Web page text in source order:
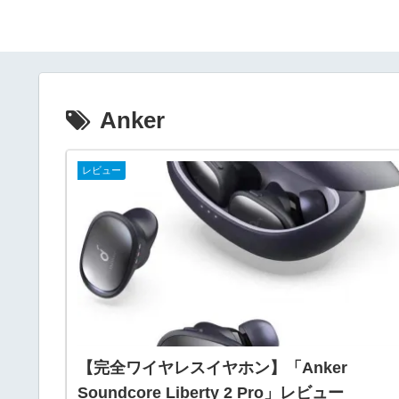
Anker
レビュー
【完全ワイヤレスイヤホン】「Anker
Soundcore Liberty 2 Pro」レビュー